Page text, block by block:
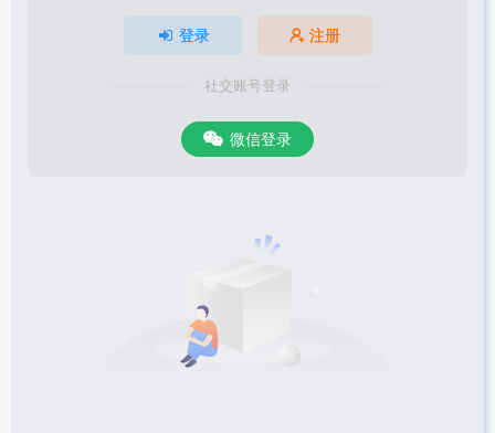
登录 注册
社交账号登录
微信登录